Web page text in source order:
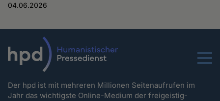
04.06.2026
Menu
Der hpd ist mit mehreren Millionen Seitenaufrufen im
Jahr das wichtigste Online-Medium der freigeistig-